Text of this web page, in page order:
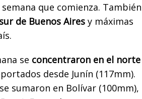
que comienza. También
de Buenos Aires y máximas
se concentraron en el norte
desde Junín (117mm).
sumaron en Bolívar (100mm),